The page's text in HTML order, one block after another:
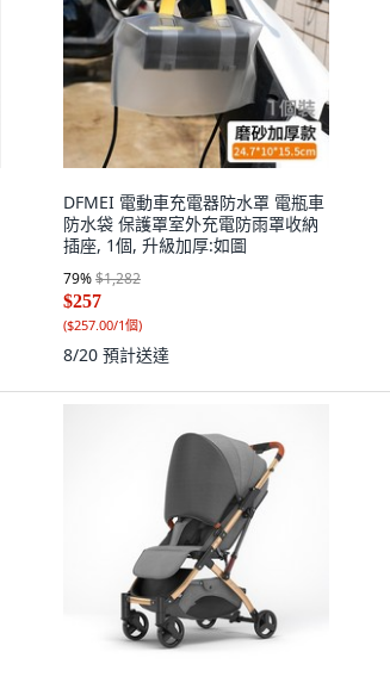
DFMEI 電動車充電器防水罩 電瓶車
防水袋 保護罩室外充電防雨罩收納
插座, 1個, 升級加厚:如圖
79%$1,282
$257
($257.00/1個)
8/20 預計送達